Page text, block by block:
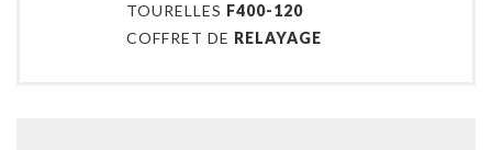
TOURELLES F400-120
COFFRET DE RELAYAGE